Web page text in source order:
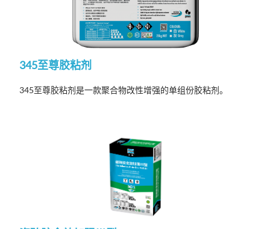
345至尊胶粘剂
345至尊胶粘剂是一款聚合物改性增强的单组份胶粘剂。